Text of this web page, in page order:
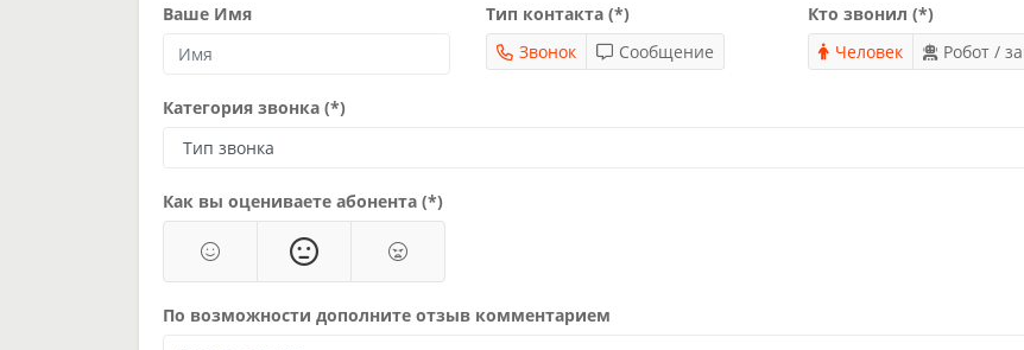
Ваше Имя
Тип контакта (*)
Звонок
Сообщение
Кто звонил (*)
Человек
Робот /
Категория звонка (*)
Как вы оцениваете абонента (*)
По возможности дополните отзыв комментарием